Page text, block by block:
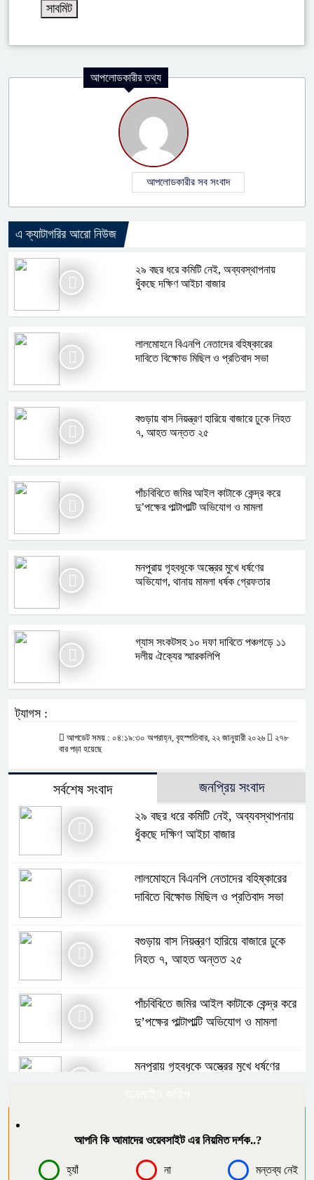
আপলোডকারীর তথ্য
আপলোডকারীর সব সংবাদ
এ ক্যাটাগরির আরো নিউজ
২৯ বছর ধরে কমিটি নেই, অব্যবস্থাপনায়
ধুঁকছে দক্ষিণ আইচা বাজার
লালমোহনে বিএনপি নেতাদের বহিষ্কারের
দাবিতে বিক্ষোভ মিছিল ও প্রতিবাদ সভা
বগুড়ায় বাস নিয়ন্ত্রণ হারিয়ে বাজারে ঢুকে নিহত
৭, আহত অন্তত ২৫
পাঁচবিবিতে জমির আইল কাটাকে কেন্দ্র করে
দু’পক্ষের পাল্টাপাল্টি অভিযোগ ও মামলা
মনপুরায় গৃহবধূকে অস্ত্রের মুখে ধর্ষণের
অভিযোগ, থানায় মামলা ধর্ষক গ্রেফতার
গ্যাস সংকটসহ ১০ দফা দাবিতে পঞ্চগড়ে ১১
দলীয় ঐক্যের স্মারকলিপি
ট্যাগস :
আপডেট সময় : ০৪:১৯:৩০ অপরাহ্ন, বৃহস্পতিবার, ২২ জানুয়ারী ২০২৬
২৭৮
বার পড়া হয়েছে
সর্বশেষ সংবাদ জনপ্রিয় সংবাদ
২৯ বছর ধরে কমিটি নেই, অব্যবস্থাপনায়
ধুঁকছে দক্ষিণ আইচা বাজার
লালমোহনে বিএনপি নেতাদের বহিষ্কারের
দাবিতে বিক্ষোভ মিছিল ও প্রতিবাদ সভা
বগুড়ায় বাস নিয়ন্ত্রণ হারিয়ে বাজারে ঢুকে
নিহত ৭, আহত অন্তত ২৫
পাঁচবিবিতে জমির আইল কাটাকে কেন্দ্র করে
দু’পক্ষের পাল্টাপাল্টি অভিযোগ ও মামলা
মনপুরায় গৃহবধূকে অস্ত্রের মুখে ধর্ষণের
দলীয় ঐক্যের স্মারকলিপি
আপনি কি আমাদের ওয়েবসাইট এর নিয়মিত দর্শক..?
হ্যাঁ না মন্তব্য নেই